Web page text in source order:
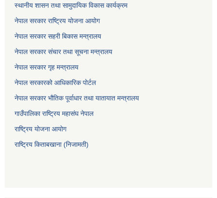
स्थानीय शासन तथा सामुदायिक विकास कार्यक्रम
नेपाल सरकार राष्ट्रिय योजना आयोग
नेपाल सरकार सहरी बिकास मन्त्रालय
नेपाल सरकार संचार तथा सूचना मन्त्रालय
नेपाल सरकार गृह मन्त्रालय
नेपाल सरकारको आधिकारिक पोर्टल
नेपाल सरकार भौतिक पूर्वाधार तथा यातायात मन्त्रालय
गाउँपालिका राष्ट्रिय महासंघ नेपाल
राष्ट्रिय योजना आयोग
राष्ट्रिय किताबखाना (निजामती)